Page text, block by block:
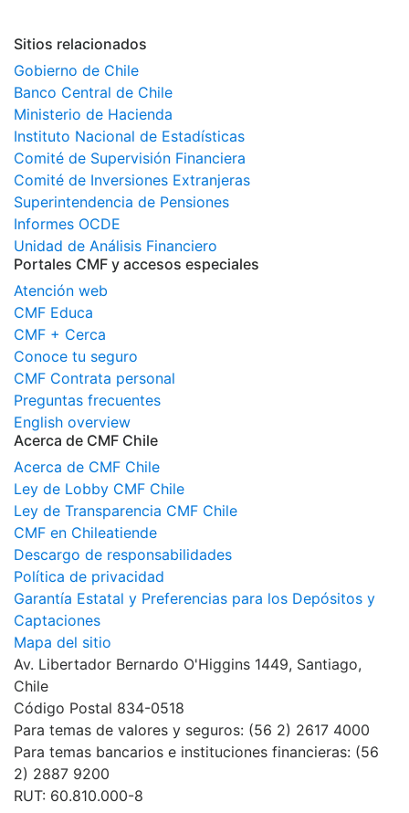
Sitios relacionados
Gobierno de Chile
Banco Central de Chile
Ministerio de Hacienda
Instituto Nacional de Estadísticas
Comité de Supervisión Financiera
Comité de Inversiones Extranjeras
Superintendencia de Pensiones
Informes OCDE
Unidad de Análisis Financiero
Portales CMF y accesos especiales
Atención web
CMF Educa
CMF + Cerca
Conoce tu seguro
CMF Contrata personal
Preguntas frecuentes
English overview
Acerca de CMF Chile
Acerca de CMF Chile
Ley de Lobby CMF Chile
Ley de Transparencia CMF Chile
CMF en Chileatiende
Descargo de responsabilidades
Política de privacidad
Garantía Estatal y Preferencias para los Depósitos y
Captaciones
Mapa del sitio
Av. Libertador Bernardo O'Higgins 1449, Santiago,
Chile
Código Postal 834-0518
Para temas de valores y seguros: (56 2) 2617 4000
Para temas bancarios e instituciones financieras: (56
2) 2887 9200
RUT: 60.810.000-8